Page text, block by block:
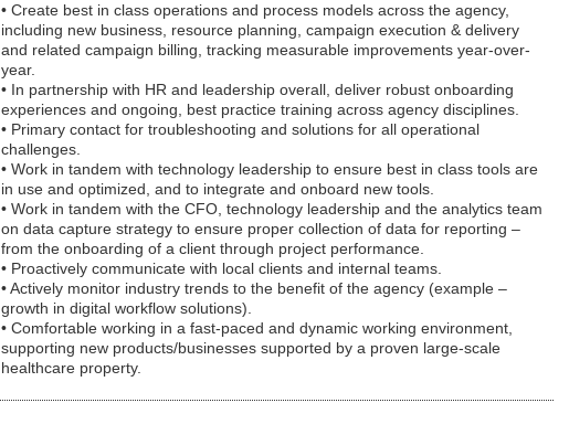
• Create best in class operations and process models across the agency,
including new business, resource planning, campaign execution & delivery
and related campaign billing, tracking measurable improvements year-over-
year.
• In partnership with HR and leadership overall, deliver robust onboarding
experiences and ongoing, best practice training across agency disciplines.
• Primary contact for troubleshooting and solutions for all operational
challenges.
• Work in tandem with technology leadership to ensure best in class tools are
in use and optimized, and to integrate and onboard new tools.
• Work in tandem with the CFO, technology leadership and the analytics team
on data capture strategy to ensure proper collection of data for reporting –
from the onboarding of a client through project performance.
• Proactively communicate with local clients and internal teams.
• Actively monitor industry trends to the benefit of the agency (example –
growth in digital workflow solutions).
• Comfortable working in a fast-paced and dynamic working environment,
supporting new products/businesses supported by a proven large-scale
healthcare property.